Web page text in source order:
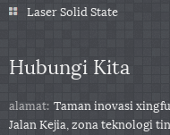
Laser Solid State
Hubungi Kita
alamat: Taman inovasi
Jalan Kejia, zona teknologi